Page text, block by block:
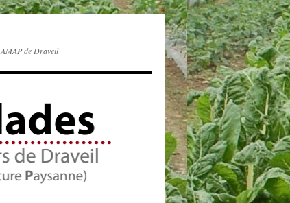
AMAP de Draveil